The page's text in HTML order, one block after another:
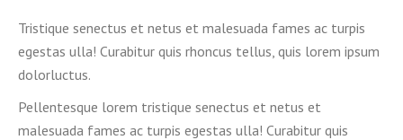
Tristique senectus et netus et malesuada fames ac turpis
egestas ulla! Curabitur quis rhoncus tellus, quis lorem ipsum
dolorluctus.
Pellentesque lorem tristique senectus et netus et
malesuada fames ac turpis egestas ulla! Curabitur quis